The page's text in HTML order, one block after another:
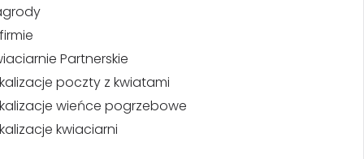
Partnerskie
poczty z kwiatami
wieńce pogrzebowe
kwiaciarni